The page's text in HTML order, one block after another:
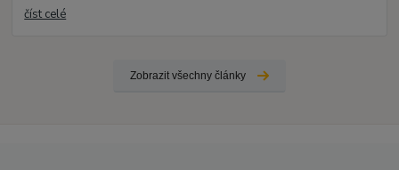
číst celé
Zobrazit všechny články